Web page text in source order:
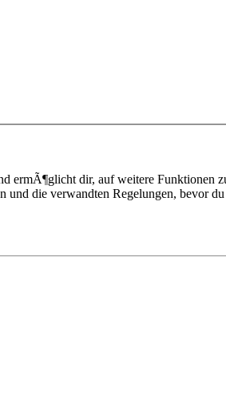
ermÃ¶glicht dir, auf weitere Funktionen
die verwandten Regelungen, bevor